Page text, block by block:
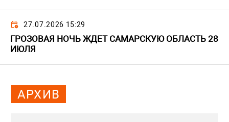
27.07.2026 15:29
ГРОЗОВАЯ НОЧЬ ЖДЕТ САМАРСКУЮ ОБЛАСТЬ 28
ИЮЛЯ
АРХИВ